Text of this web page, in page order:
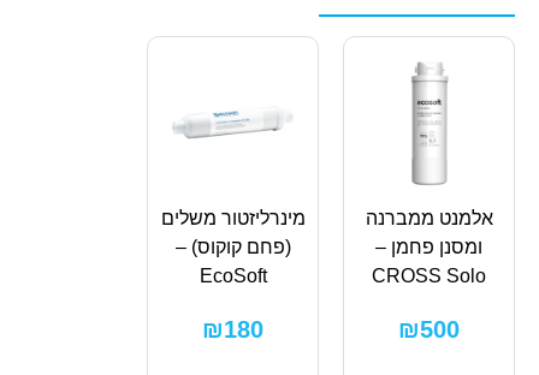
אלמנט ממברנה
ומסנן פחמן –
CROSS Solo
₪500
מינרליזטור משלים
(פחם קוקוס) –
EcoSoft
₪180